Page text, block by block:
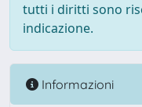
tutti i diritti sono
indicazione.
Informazioni